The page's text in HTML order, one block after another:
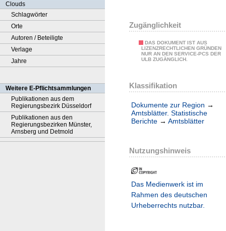
Clouds
Schlagwörter
Orte
Autoren / Beteiligte
Verlage
Jahre
Weitere E-Pflichtsammlungen
Publikationen aus dem
Regierungsbezirk Düsseldorf
Publikationen aus den
Regierungsbezirken Münster,
Arnsberg und Detmold
Zugänglichkeit
DAS DOKUMENT IST AUS
LIZENZRECHTLICHEN GRÜNDEN
NUR AN DEN SERVICE-PCS DER
ULB ZUGÄNGLICH.
Klassifikation
Dokumente zur Region →
Amtsblätter. Statistische
Berichte → Amtsblätter
Nutzungshinweis
Das Medienwerk ist im
Rahmen des deutschen
Urheberrechts nutzbar.